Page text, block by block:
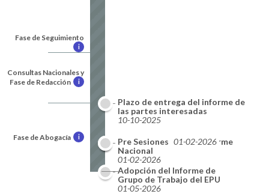
Fase de Seguimiento
i
Consultas Nacionales y
Fase de Redacción
i
Fase de Abogacía i
Adopción del Informe de
Resultados
09-2026
Plazo de entrega del informe de
las partes interesadas
10-10-2025
Plazo de entrega del informe
Nacional
01-02-2026
Pre Sesiones 01-02-2026
Grupo de Trabajo del EPU
01-05-2026